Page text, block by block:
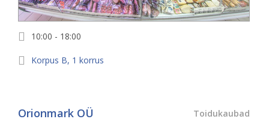
10:00 - 18:00
Korpus B, 1 korrus
Orionmark OÜ Toidukaubad